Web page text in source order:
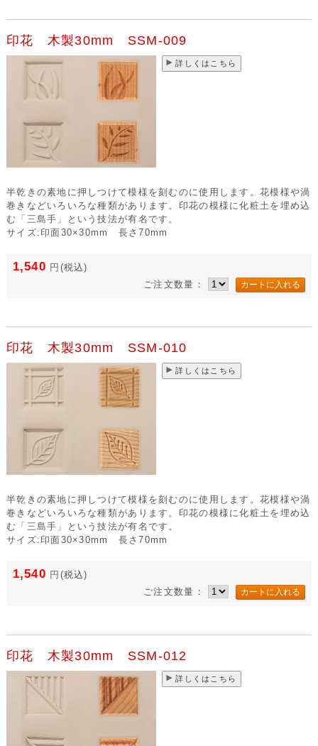
印花 木製30mm SSM-009
詳しくはこちら
半乾きの素地に押しつけて模様を刻むのに使用します。花模様や渦
巻きなどいろいろな種類があります。印花の模様に化粧土を埋め込
む「三島手」という技法が有名です。
サイズ:印面30×30mm 長さ70mm
1,540 円 (税込)
ご注文数量：
印花 木製30mm SSM-010
詳しくはこちら
半乾きの素地に押しつけて模様を刻むのに使用します。花模様や渦
巻きなどいろいろな種類があります。印花の模様に化粧土を埋め込
む「三島手」という技法が有名です。
サイズ:印面30×30mm 長さ70mm
1,540 円 (税込)
ご注文数量：
印花 木製30mm SSM-012
詳しくはこちら